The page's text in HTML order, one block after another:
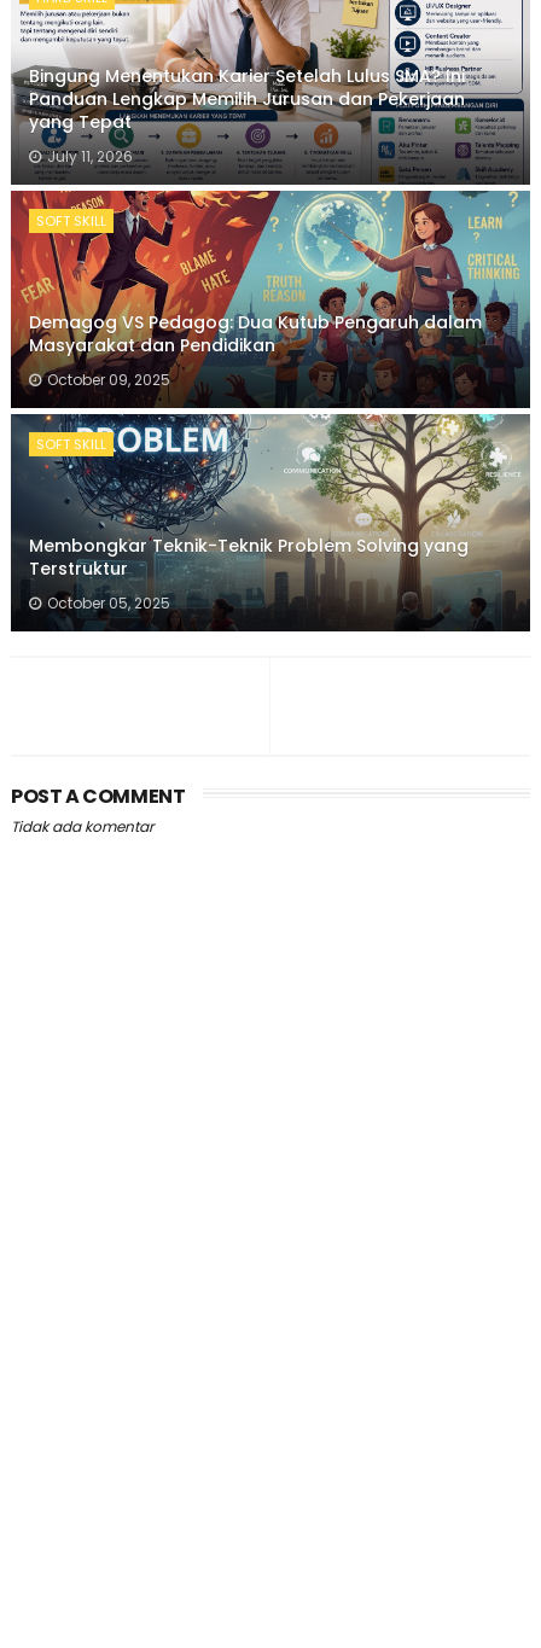
Bingung Menentukan Karier Setelah Lulus SMA? Ini
Panduan Lengkap Memilih Jurusan dan Pekerjaan
yang Tepat
July 11, 2026
SOFT SKILL
Demagog VS Pedagog: Dua Kutub Pengaruh dalam
Masyarakat dan Pendidikan
October 09, 2025
SOFT SKILL
Membongkar Teknik-Teknik Problem Solving yang
Terstruktur
October 05, 2025
POST A COMMENT
Tidak ada komentar